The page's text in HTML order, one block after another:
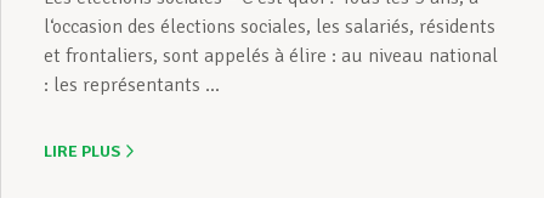
l‘occasion des élections sociales, les salariés, résidents
et frontaliers, sont appelés à élire : au niveau national
: les représentants ...
LIRE PLUS